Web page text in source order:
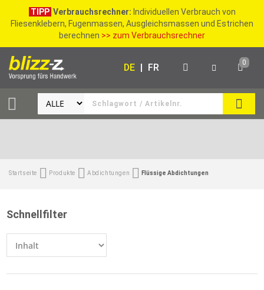
TIPP Verbrauchsrechner: Individuellen Verbrauch von
Fliesenklebern, Fugenmassen, Ausgleichsmassen und Estrichen
berechnen >> zum Verbrauchsrechner
SUCHE
DE | FR 0
Startseite Produkte Abdichtungen Flüssige Abdichtungen
Schnellfilter